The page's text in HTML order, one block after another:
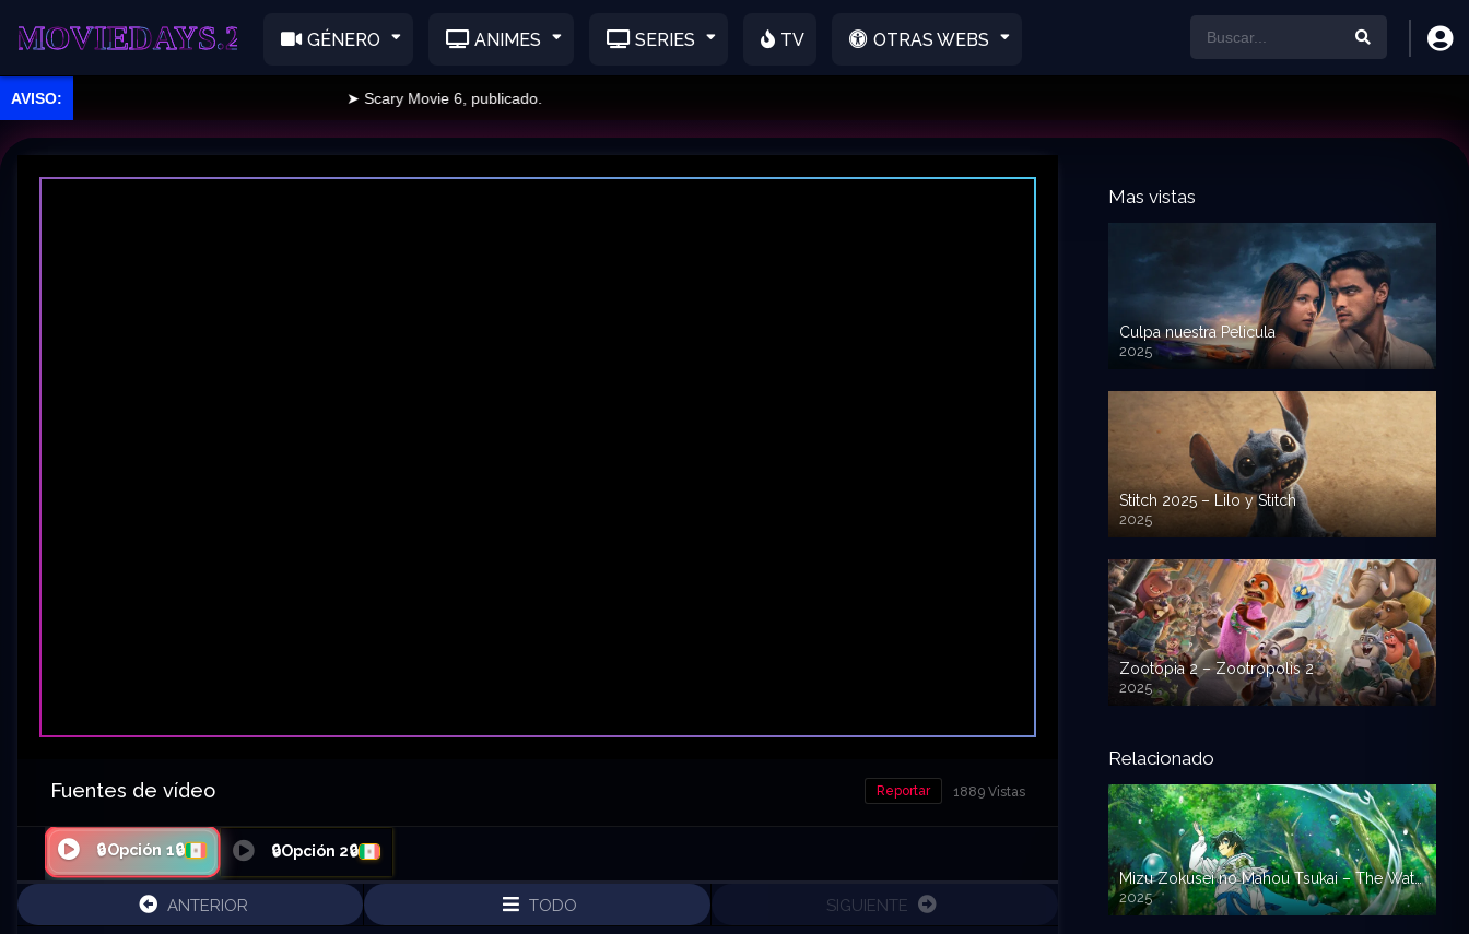
GÉNERO ANIMES SERIES TV OTRAS WEBS
➤ Scary Movie 6, publicado.
Fuentes de vídeo 1889 Vistas
Reportar
🔒Opción 1🔒 🔒Opción 2🔒
ANTERIOR TODO SIGUIENTE
Mas vistas
Culpa nuestra Pelicula
2025
720p HD
Stitch 2025 – Lilo y Stitch
2025
720p HD
Zootopia 2 – Zootropolis 2
2025
720p HD
Relacionado
Mizu Zokusei no Mahou Tsukai – The Water Magician
2025